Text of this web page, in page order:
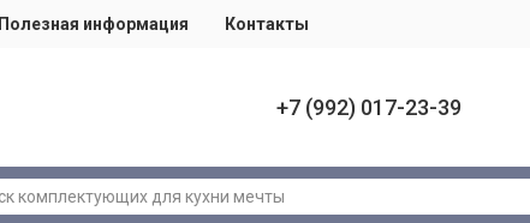
Полезная информация Контакты
+7 (992) 017-23-39